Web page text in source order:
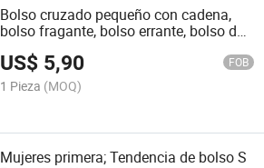
Bolso cruzado pequeño con cadena,
bolso fragante, bolso errante, bolso de
US$ 5,90 FOB
1 Pieza (MOQ)
Mujeres primera; Tendencia de bolso S